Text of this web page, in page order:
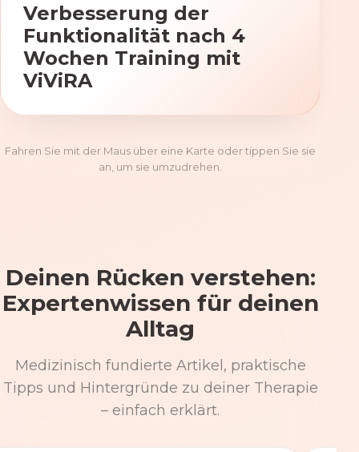
Verbesserung der
Funktionalität nach 4
Wochen Training mit
ViViRA
Fahren Sie mit der Maus über eine Karte oder tippen Sie sie
an, um sie umzudrehen.
Deinen Rücken verstehen:
Expertenwissen für deinen
Alltag
Medizinisch fundierte Artikel, praktische
Tipps und Hintergründe zu deiner Therapie
– einfach erklärt.